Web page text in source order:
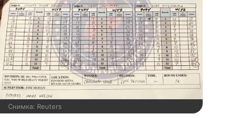
Снимка: Reuters